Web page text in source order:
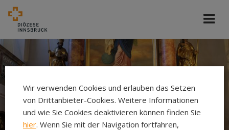
Wir verwenden Cookies und erlauben das Setzen
von Drittanbieter-Cookies. Weitere Informationen
und wie Sie Cookies deaktivieren können finden Sie
hier. Wenn Sie mit der Navigation fortfahren,